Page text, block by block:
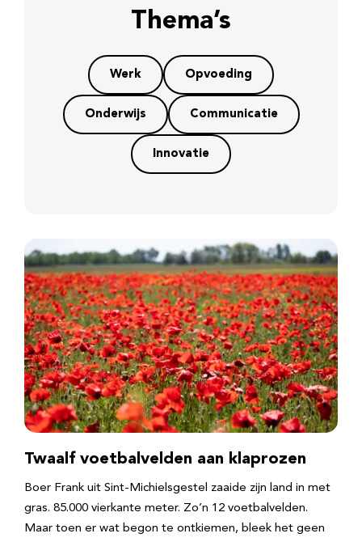
Thema’s
Werk Opvoeding
Onderwijs Communicatie
Innovatie
Twaalf voetbalvelden aan klaprozen
Boer Frank uit Sint-Michielsgestel zaaide zijn land in met
gras. 85.000 vierkante meter. Zo’n 12 voetbalvelden.
Maar toen er wat begon te ontkiemen, bleek het geen